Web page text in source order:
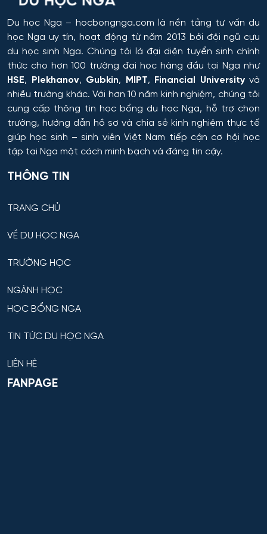
Hóa học, Vật lý và Cơ học Vật liệu
Hóa nông và khoa học đất nông nghiệp
Hóa sinh y học
Hải quan
Hệ thống cấp nhiệt & điện cho thiết bị – cơ sở quân
sự kỹ thuật
Hệ thống dẫn đường và định vị
Hệ thống không gian và tên lửa
Hệ thống kỹ thuật radar đặc chủng
Hệ thống kỹ thuật tổ chức – kỹ thuật đặc thù
Du học Nga – hocbongnga.com là nền tảng tư vấn du
học Nga uy tín, hoạt động từ năm 2013 bởi đội ngũ cựu
du học sinh Nga. Chúng tôi là đại diện tuyển sinh chính
thức cho hơn 100 trường đại học hàng đầu tại Nga như
HSE, Plekhanov, Gubkin, MIPT, Financial Universityvà
nhiều trường khác. Với hơn 10 năm kinh nghiệm, chúng tôi
cung cấp thông tin học bổng du học Nga, hỗ trợ chọn
trường, hướng dẫn hồ sơ và chia sẻ kinh nghiệm thực tế
giúp học sinh – sinh viên Việt Nam tiếp cận cơ hội học
tập tại Nga một cách minh bạch và đáng tin cậy.
THÔNG TIN
TRANG CHỦ
VỀ DU HỌC NGA
TRƯỜNG HỌC
NGÀNH HỌC
HỌC BỔNG NGA
TIN TỨC DU HỌC NGA
LIÊN HỆ
FANPAGE